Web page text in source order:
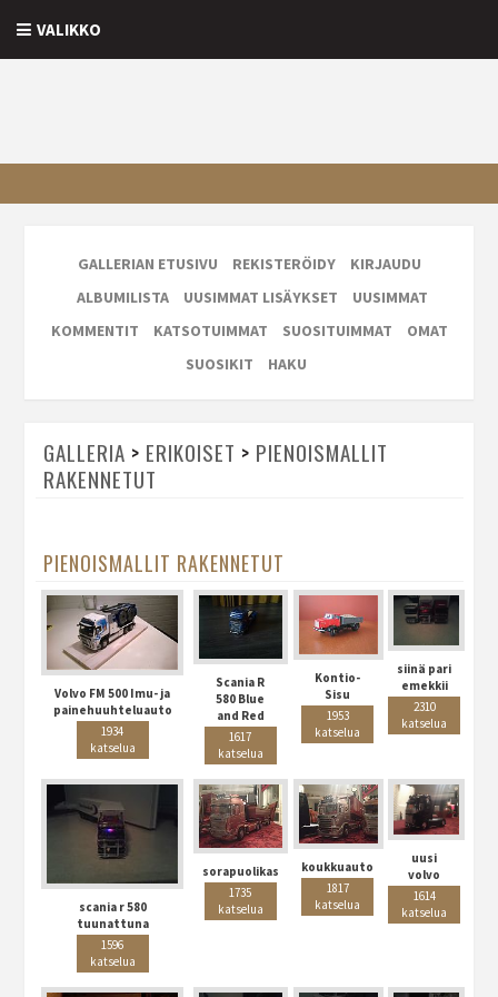
VALIKKO
GALLERIAN ETUSIVU REKISTERÖIDY
KIRJAUDU
ALBUMILISTA
UUSIMMAT LISÄYKSET
UUSIMMAT
KOMMENTIT
KATSOTUIMMAT SUOSITUIMMAT
OMAT
SUOSIKIT
HAKU
GALLERIA > ERIKOISET > PIENOISMALLIT
RAKENNETUT
PIENOISMALLIT RAKENNETUT
Volvo FM 500 Imu- ja
painehuuhteluauto
1934
katselua
Scania R
580 Blue
and Red
1617
katselua
Kontio-
Sisu
1953
katselua
siinä pari
emekkii
2310
katselua
scania r 580
tuunattuna
1596
katselua
sorapuolikas
1735
katselua
koukkuauto
1817
katselua
uusi
volvo
1614
katselua